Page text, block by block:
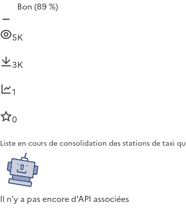
Bon (89 %)
5K
3K
1
0
Liste en cours de consolidation des stations de taxi
Il n'y a pas encore d'API associées